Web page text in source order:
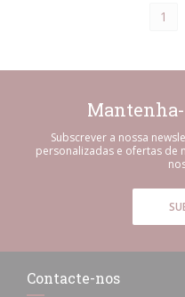
1
Subscrever a nossa
personalizadas e ofertas de
Contacte-nos